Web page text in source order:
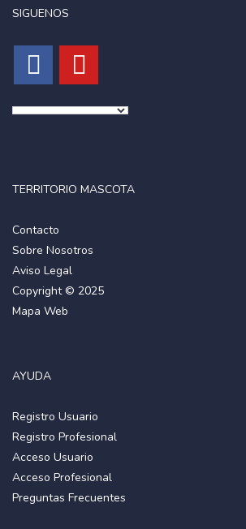
SIGUENOS
TERRITORIO MASCOTA
Contacto
Sobre Nosotros
Aviso Legal
Copyright © 2025
Mapa Web
AYUDA
Registro Usuario
Registro Profesional
Acceso Usuario
Acceso Profesional
Preguntas Frecuentes